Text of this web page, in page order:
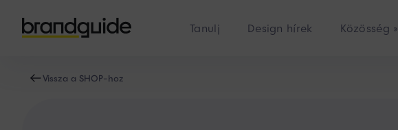
Tanulj Design hírek Közösség »
Vissza a SHOP-hoz